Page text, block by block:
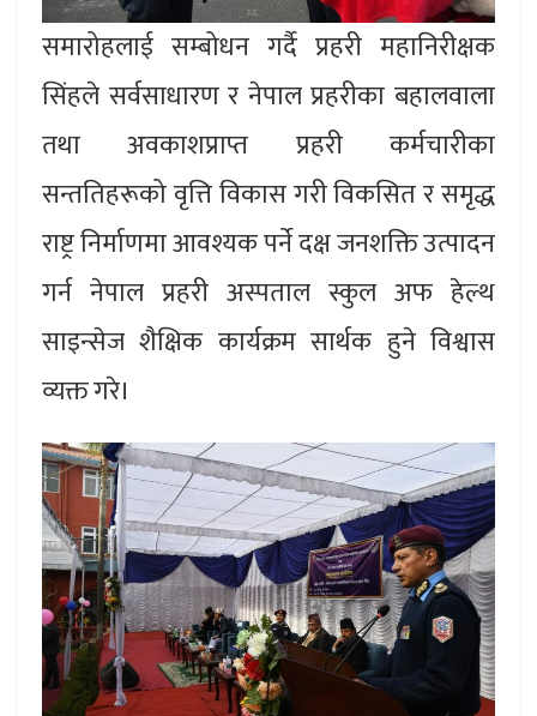
समारोहलाई सम्बोधन गर्दै प्रहरी महानिरीक्षक
सिंहले सर्वसाधारण र नेपाल प्रहरीका बहालवाला
तथा अवकाशप्राप्त प्रहरी कर्मचारीका
सन्ततिहरूको वृत्ति विकास गरी विकसित र समृद्ध
राष्ट्र निर्माणमा आवश्यक पर्ने दक्ष जनशक्ति उत्पादन
गर्न नेपाल प्रहरी अस्पताल स्कुल अफ हेल्थ
साइन्सेज शैक्षिक कार्यक्रम सार्थक हुने विश्वास
व्यक्त गरे।